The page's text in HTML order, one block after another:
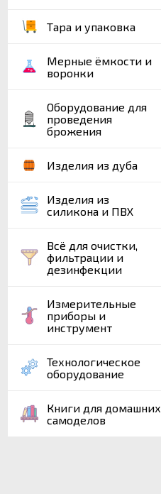
Тара и упаковка
Мерные ёмкости и
воронки
Оборудование для
проведения
брожения
Изделия из дуба
Изделия из
силикона и ПВХ
Всё для очистки,
фильтрации и
дезинфекции
Измерительные
приборы и
инструмент
Технологическое
оборудование
Книги для домашних
самоделов